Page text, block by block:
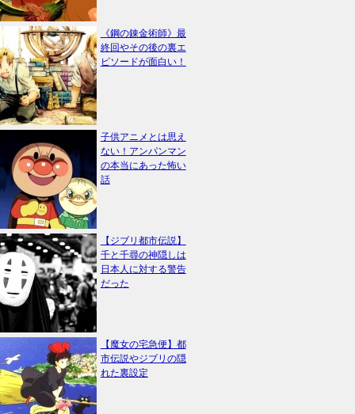
《鋼の錬金術師》最
終回やその後の裏エ
ピソードが面白い！
子供アニメとは思え
ない！アンパンマン
の本当にあった怖い
話
【ジブリ都市伝説】
千と千尋の神隠しは
日本人に対する警告
だった
【魔女の宅急便】都
市伝説やジブリの隠
れた裏設定